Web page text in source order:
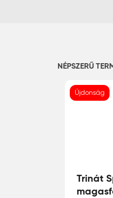
NÉPSZERŰ
Újdonság
Trinát